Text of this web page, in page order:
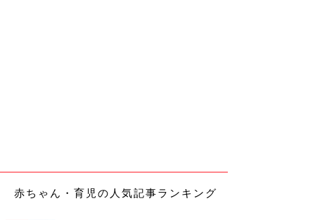
赤ちゃん・育児の人気記事ランキング